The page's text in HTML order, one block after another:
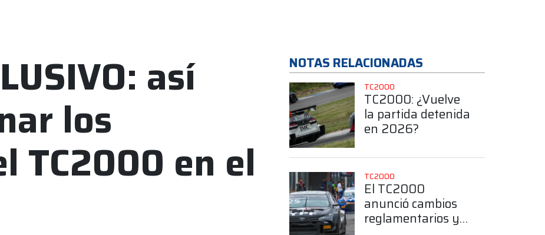
así
los
TC2000 en el
NOTAS RELACIONADAS
TC2000
TC2000: ¿Vuelve
la partida detenida
en 2026?
TC2000
El TC2000
anunció cambios
reglamentarios y